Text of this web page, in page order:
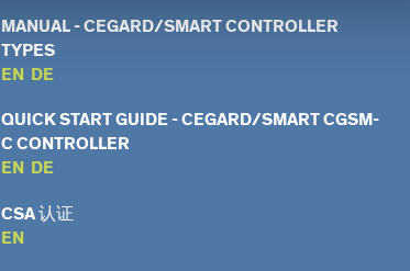
MANUAL - CEGARD/SMART CONTROLLER
TYPES
EN DE
QUICK START GUIDE - CEGARD/SMART CGSM-
C CONTROLLER
EN DE
CSA 认证
EN